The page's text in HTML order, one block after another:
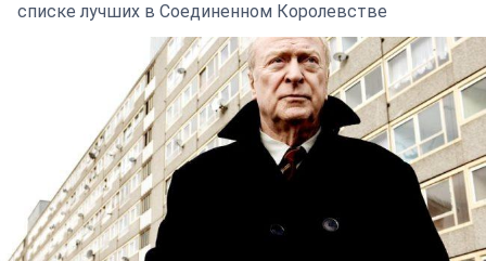
списке лучших в Соединенном Королевстве